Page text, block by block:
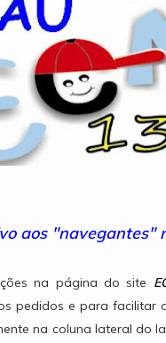
aos "navegantes"
na página do site
pedidos e para facilitar
na coluna lateral do